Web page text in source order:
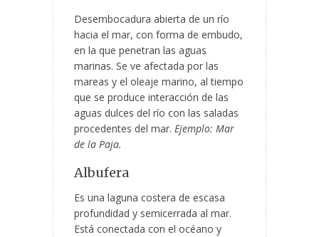
Desembocadura abierta de un río
hacia el mar, con forma de embudo,
en la que penetran las aguas
marinas. Se ve afectada por las
mareas y el oleaje marino, al tiempo
que se produce interacción de las
aguas dulces del río con las saladas
procedentes del mar. Ejemplo: Mar
de la Paja.
Albufera
Es una laguna costera de escasa
profundidad y semicerrada al mar.
Está conectada con el océano y